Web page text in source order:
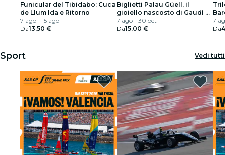
Funicular del Tibidabo: Cuca
de Llum Ida e Ritorno
7 ago - 15 ago
Da13,50 €
Biglietti Palau Güell, il
gioiello nascosto di Gaudí a
Barcellona
7 ago - 30 oct
Da15,00 €
7
Da
Sport Vedi tutti